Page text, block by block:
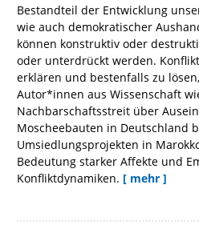
Bestandteil der Entwicklung
wie auch demokratischer
können konstruktiv oder
oder unterdrückt werden.
erklären und bestenfalls zu
Autor*innen aus Wissenschaft
Nachbarschaftsstreit über
Moscheebauten in Deutschland
Umsiedlungsprojekten in
Bedeutung starker Affekte und
Konfliktdynamiken. [ mehr ]